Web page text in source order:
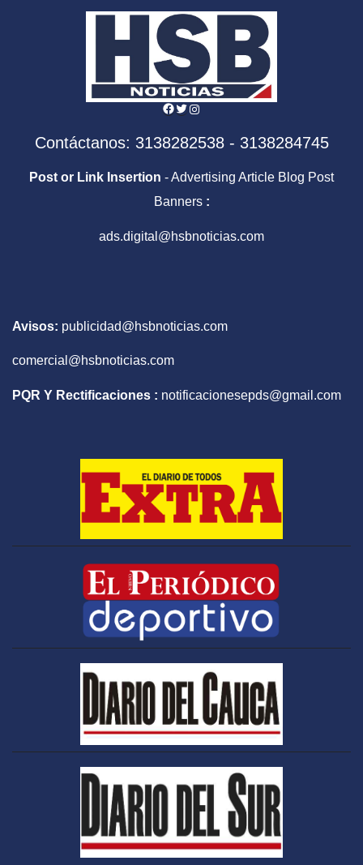
Facebook
Twitter
Instagram
Contáctanos: 3138282538 - 3138284745
Post or Link Insertion - Advertising Article Blog Post
Banners :
ads.digital@hsbnoticias.com
Avisos: publicidad@hsbnoticias.com
comercial@hsbnoticias.com
PQR Y Rectificaciones : notificacionesepds@gmail.com